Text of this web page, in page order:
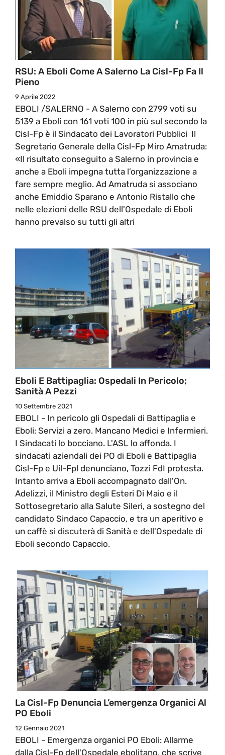
RSU: A Eboli Come A Salerno La Cisl-Fp Fa Il
Pieno
9 Aprile 2022
EBOLI /SALERNO - A Salerno con 2799 voti su
5139 a Eboli con 161 voti 100 in più sul secondo la
Cisl-Fp è il Sindacato dei Lavoratori Pubblici Il
Segretario Generale della Cisl-Fp Miro Amatruda:
«Il risultato conseguito a Salerno in provincia e
anche a Eboli impegna tutta l’organizzazione a
fare sempre meglio. Ad Amatruda si associano
anche Emiddio Sparano e Antonio Ristallo che
nelle elezioni delle RSU dell'Ospedale di Eboli
hanno prevalso su tutti gli altri
Eboli E Battipaglia: Ospedali In Pericolo;
Sanità A Pezzi
10 Settembre 2021
EBOLI - In pericolo gli Ospedali di Battipaglia e
Eboli: Servizi a zero. Mancano Medici e Infermieri.
I Sindacati lo bocciano. L'ASL lo affonda. I
sindacati aziendali dei PO di Eboli e Battipaglia
Cisl-Fp e Uil-Fpl denunciano, Tozzi FdI protesta.
Intanto arriva a Eboli accompagnato dall'On.
Adelizzi, il Ministro degli Esteri Di Maio e il
Sottosegretario alla Salute Sileri, a sostegno del
candidato Sindaco Capaccio, e tra un aperitivo e
un caffè si discuterà di Sanità e dell'Ospedale di
Eboli secondo Capaccio.
La Cisl-Fp Denuncia L’emergenza Organici Al
PO Eboli
12 Gennaio 2021
EBOLI - Emergenza organici PO Eboli: Allarme
dalla Cisl-Fp dell'Ospedale ebolitano, che scrive